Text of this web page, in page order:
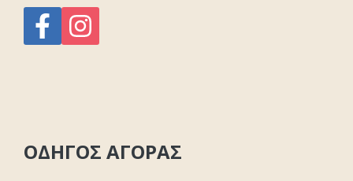
ΟΔΗΓΟΣ ΑΓΟΡΑΣ